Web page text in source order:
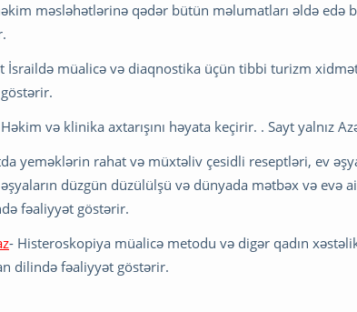
məsləhətlərinə qədər bütün məlumatları əldə edə
İsraildə müalicə və diaqnostika üçün tibbi turizm
və klinika axtarışını həyata keçirir. . Sayt yalnız
yeməklərin rahat və müxtəliv çesidli reseptləri, ev
düzgün düzülülşü və dünyada mətbəx və evə
fəaliyyət göstərir.
- Histeroskopiya müalicə metodu və digər qadın
dilində fəaliyyət göstərir.